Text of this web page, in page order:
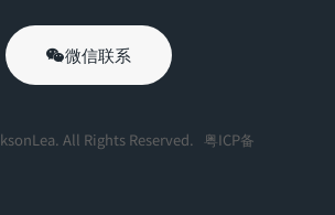
微信联系
All Rights Reserved. 粤ICP备